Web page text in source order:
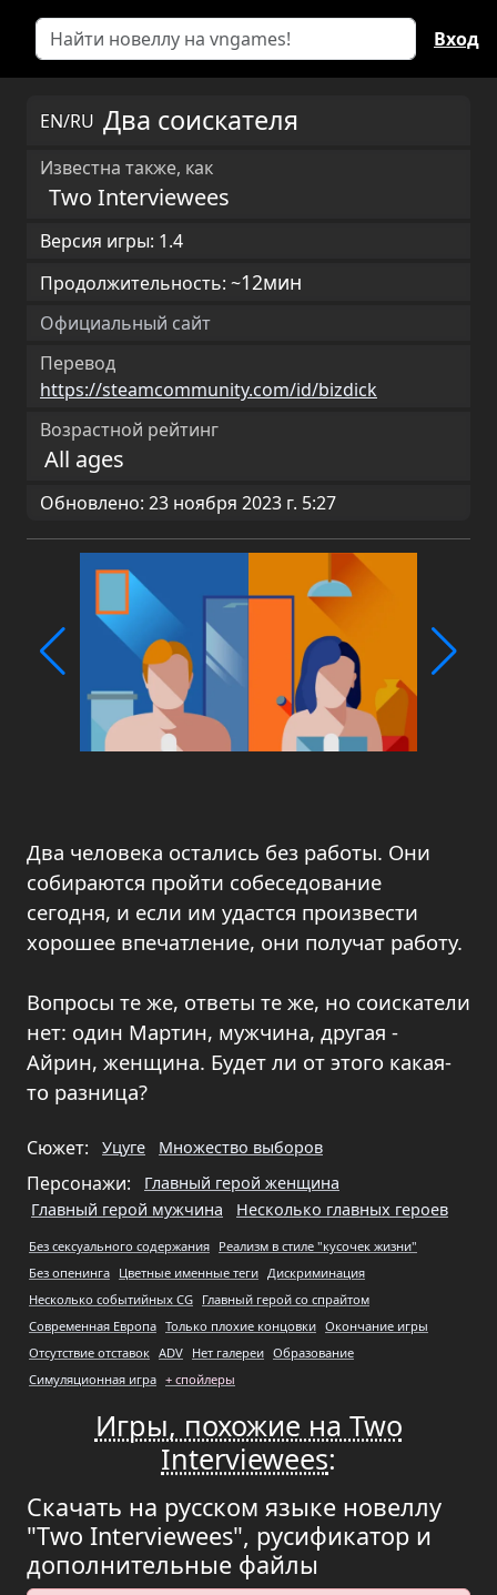
Вход
EN/RU Два соискателя
Известна также, как
Two Interviewees
Версия игры: 1.4
Продолжительность: ~12мин
Официальный сайт
Перевод
https://steamcommunity.com/id/bizdick
Возрастной рейтинг
All ages
Обновлено: 23 ноября 2023 г. 5:27
Два человека остались без работы. Они
собираются пройти собеседование
сегодня, и если им удастся произвести
хорошее впечатление, они получат работу.
Вопросы те же, ответы те же, но соискатели
нет: один Мартин, мужчина, другая -
Айрин, женщина. Будет ли от этого какая-
то разница?
Сюжет: Уцуге Множество выборов
Персонажи:
Главный герой женщина
Главный герой мужчина
Несколько главных героев
Без сексуального содержания Реализм в стиле "кусочек жизни"
Без опенинга Цветные именные теги Дискриминация
Несколько событийных CG Главный герой со спрайтом
Современная Европа Только плохие концовки Окончание игры
Отсутствие отставок ADV Нет галереи Образование
Симуляционная игра + спойлеры
Игры, похожие на Two
Interviewees:
Скачать на русском языке новеллу
"Two Interviewees", русификатор и
дополнительные файлы